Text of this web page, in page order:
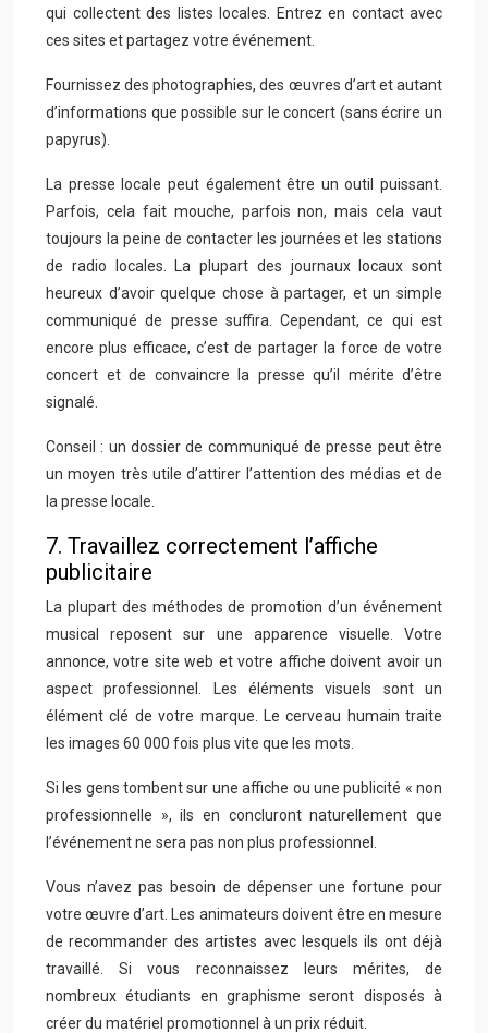
qui collectent des listes locales. Entrez en contact avec
ces sites et partagez votre événement.
Fournissez des photographies, des œuvres d’art et autant
d’informations que possible sur le concert (sans écrire un
papyrus).
La presse locale peut également être un outil puissant.
Parfois, cela fait mouche, parfois non, mais cela vaut
toujours la peine de contacter les journées et les stations
de radio locales. La plupart des journaux locaux sont
heureux d’avoir quelque chose à partager, et un simple
communiqué de presse suffira. Cependant, ce qui est
encore plus efficace, c’est de partager la force de votre
concert et de convaincre la presse qu’il mérite d’être
signalé.
Conseil : un dossier de communiqué de presse peut être
un moyen très utile d’attirer l’attention des médias et de
la presse locale.
7. Travaillez correctement l’affiche
publicitaire
La plupart des méthodes de promotion d’un événement
musical reposent sur une apparence visuelle. Votre
annonce, votre site web et votre affiche doivent avoir un
aspect professionnel. Les éléments visuels sont un
élément clé de votre marque. Le cerveau humain traite
les images 60 000 fois plus vite que les mots.
Si les gens tombent sur une affiche ou une publicité « non
professionnelle », ils en concluront naturellement que
l’événement ne sera pas non plus professionnel.
Vous n’avez pas besoin de dépenser une fortune pour
votre œuvre d’art. Les animateurs doivent être en mesure
de recommander des artistes avec lesquels ils ont déjà
travaillé. Si vous reconnaissez leurs mérites, de
nombreux étudiants en graphisme seront disposés à
créer du matériel promotionnel à un prix réduit.